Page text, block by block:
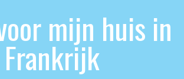
mijn huis in
Frankrijk